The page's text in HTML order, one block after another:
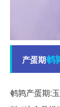
产蛋期鹌
鹌鹑产蛋期: